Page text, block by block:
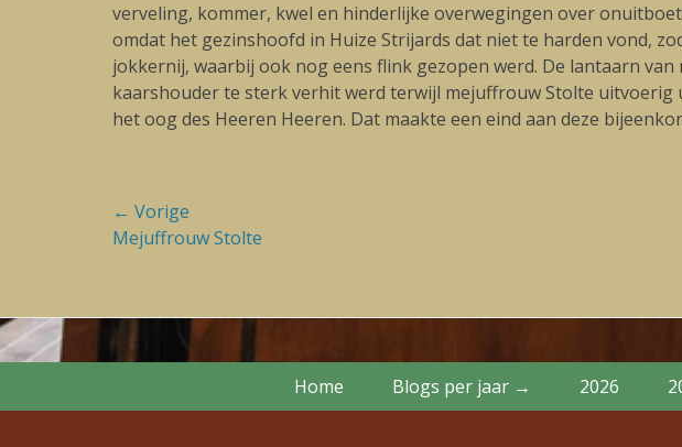
verveling, kommer, kwel en hinderlijke overwegingen over
omdat het gezinshoofd in Huize Strijards dat niet te harden vond,
jokkernij, waarbij ook nog eens flink gezopen werd. De lantaarn
kaarshouder te sterk verhit werd terwijl mejuffrouw Stolte uitvoerig
het oog des Heeren Heeren. Dat maakte een eind aan deze
Bericht
navigatie
← Vorige
Vorige
Mejuffrouw Stolte
Home Blogs per jaar → 2026